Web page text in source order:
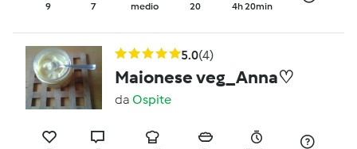
9 7 medio 20 4h 20min
5.0(4)
Maionese veg_Anna♡
da Ospite